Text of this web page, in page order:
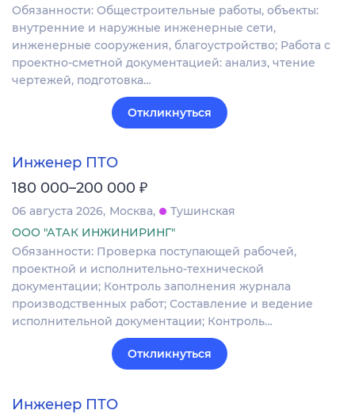
Обязанности: Общестроительные работы, объекты:
внутренние и наружные инженерные сети,
инженерные сооружения, благоустройство; Работа с
проектно-сметной документацией: анализ, чтение
чертежей, подготовка…
Откликнуться
Инженер ПТО
180 000–200 000 ₽
06 августа 2026 Москва
Тушинская
ООО "АТАК ИНЖИНИРИНГ"
Обязанности: Проверка поступающей рабочей,
проектной и исполнительно-технической
документации; Контроль заполнения журнала
производственных работ; Составление и ведение
исполнительной документации; Контроль…
Откликнуться
Инженер ПТО